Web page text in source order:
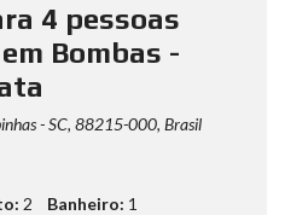
4 pessoas
Bombas -
- SC, 88215-000, Brasil
2 Banheiro: 1